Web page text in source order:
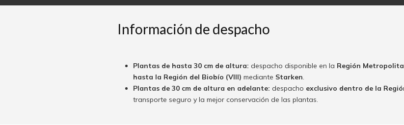
Información de despacho
Plantas de hasta 30 cm de altura: despacho disponible en la Región
hasta la Región del Biobío (VIII) mediante Starken
Plantas de 30 cm de altura en adelante: despacho exclusivo dentro de la
transporte seguro y la mejor conservación de las plantas.